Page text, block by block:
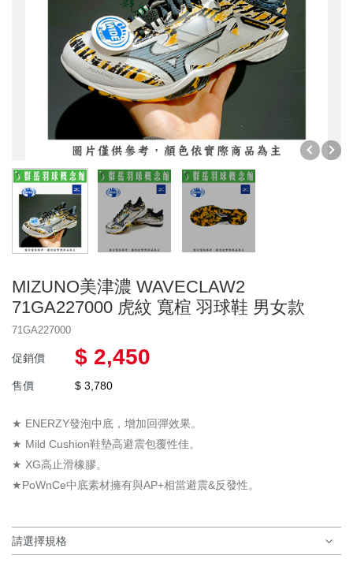
限時優惠3件1000
☆☆☆☆☆ 暑假限定 1組只要4999 ☆☆☆☆☆ (球
拍/球鞋/襪子各1)
【群岳 F4】運動毛巾買一送一 ★吸水力強★
2026年台北公開賽
☆☆☆ 買一送一 ☆☆☆
❖巴黎奧運周邊❖
✧官網限定 單件45折起✧
✧٩ 優惠服飾 و✧
⏦ MIZUNO服飾 ⏦
群岳嚴選 ⌔F4自有品牌⌔
服飾
男上衣
女上衣
女下著
男下著
兒童款
慢跑鞋
羽球鞋
YONEX優乃克
MIZUNO美津濃
兒童款 羽球鞋
羽球拍
羽球線
MIZUNO美津濃 WAVECLAW2
71GA227000 虎紋 寬楦 羽球鞋 男女款
71GA227000
促銷價 $ 2,450
售價 $ 3,780
★ ENERZY發泡中底，增加回彈效果。
★ Mild Cushion鞋墊高避震包覆性佳。
★ XG高止滑橡膠。
★PoWnCe中底素材擁有與AP+相當避震&反發性。